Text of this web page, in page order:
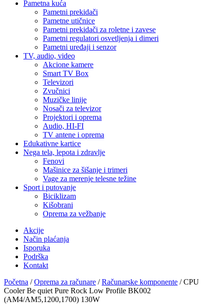
Pametna kuća
Pametni prekidači
Pametne utičnice
Pametni prekidači za roletne i zavese
Pametni regulatori osvetljenja i dimeri
Pametni uređaji i senzor
TV, audio, video
Akcione kamere
Smart TV Box
Televizori
Zvučnici
Muzičke linije
Nosači za televizor
Projektori i oprema
Audio, HI-FI
TV antene i oprema
Edukativne kartice
Nega tela, lepota i zdravlje
Fenovi
Mašinice za šišanje i trimeri
Vage za merenje telesne težine
Sport i putovanje
Biciklizam
Kišobrani
Oprema za vežbanje
Akcije
Način plaćanja
Isporuka
Podrška
Kontakt
Početna /Oprema za računare /Računarske komponente / CPU
Cooler Be quiet Pure Rock Low Profile BK002
(AM4/AM5,1200,1700) 130W